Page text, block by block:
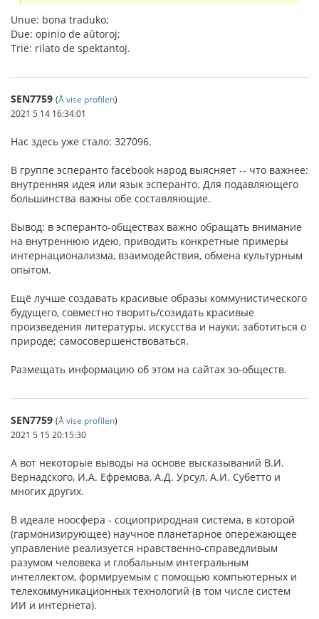
Unue: bona traduko;
Due: opinio de aŭtoroj;
Trie: rilato de spektantoj.
SEN7759 (Å vise profilen)
2021 5 14 16:34:01
Нас здесь уже стало: 327096.
В группе эсперанто facebook народ выясняет -- что важнее:
внутренняя идея или язык эсперанто. Для подавляющего
большинства важны обе составляющие.
Вывод: в эсперанто-обществах важно обращать внимание
на внутреннюю идею, приводить конкретные примеры
интернационализма, взаимодействия, обмена культурным
опытом.
Ещё лучше создавать красивые образы коммунистического
будущего, совместно творить/созидать красивые
произведения литературы, искусства и науки; заботиться о
природе; самосовершенствоваться.
Размещать информацию об этом на сайтах эо-обществ.
SEN7759 (Å vise profilen)
2021 5 15 20:15:30
А вот некоторые выводы на основе высказываний В.И.
Вернадского, И.А. Ефремова, А.Д. Урсул, А.И. Субетто и
многих других.
В идеале ноосфера - социоприродная система, в которой
(гармонизирующее) научное планетарное опережающее
управление реализуется нравственно-справедливым
разумом человека и глобальным интегральным
интеллектом, формируемым с помощью компьютерных и
телекоммуникационных технологий (в том числе систем
ИИ и интернета).